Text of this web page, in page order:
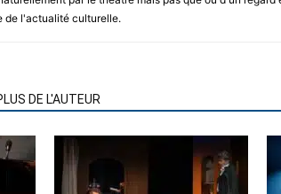
de l'actualité culturelle.
DE L'AUTEUR